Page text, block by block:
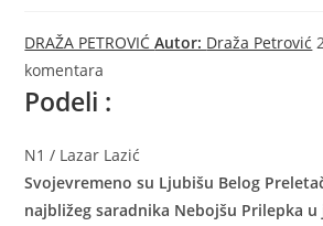
DRAŽA PETROVIĆAutor: Draža Petrović
komentara
Podeli :
N1 / Lazar Lazić
Svojevremeno su Ljubišu Belog
najbližeg saradnika Nebojšu Prilepka